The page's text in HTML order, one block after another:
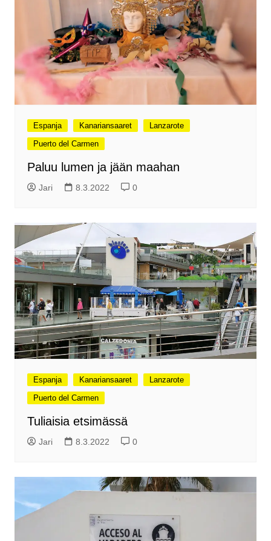
Espanja Kanariansaaret
Lanzarote
Puerto del Carmen
Paluu lumen ja jään maahan
Jari 8.3.2022 0
Espanja Kanariansaaret
Lanzarote
Puerto del Carmen
Tuliaisia etsimässä
Jari 8.3.2022 0